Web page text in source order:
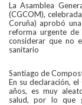
La Asamblea
(CGCOM),
Coruña) aprobó
reforma urgente
considerar que no
sanitario
Santiago de
En su declaración,
años, es muy
salud, por lo que